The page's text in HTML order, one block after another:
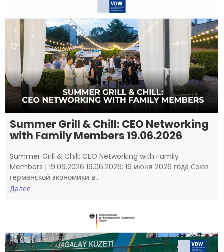
Summer Grill & Chill: CEO Networking
with Family Members 19.06.2026
Summer Grill & Chill: CEO Networking with Family
Members | 19.06.2026 19.06.2026: 19 июня 2026 года Союз
германской экономики в…
Далее